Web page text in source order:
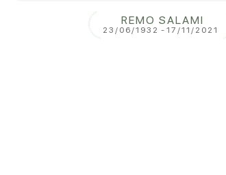
REMO SALAMI
23/06/1932 - 17/11/2021